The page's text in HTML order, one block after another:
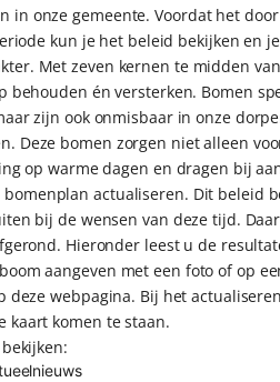
onze gemeente. Voordat het
kun je het beleid bekijken en
Met zeven kernen te midden
én versterken. Bomen
zijn ook onmisbaar in onze
Deze bomen zorgen niet alleen
op warme dagen en dragen bij
actualiseren. Dit beleid
bij de wensen van deze tijd.
Hieronder leest u de
aangeven met een foto of op
webpagina. Bij het
kaart komen te staan.